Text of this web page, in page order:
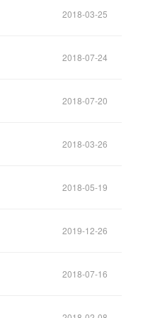
2018-03-25
2018-07-24
2018-07-20
2018-03-26
2018-05-19
2019-12-26
2018-07-16